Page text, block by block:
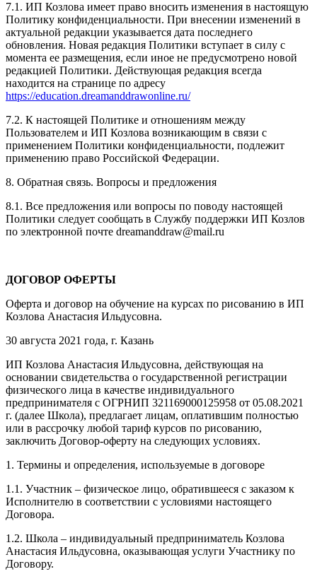
7.1. ИП Козлова имеет право вносить изменения в настоящую
Политику конфиденциальности. При внесении изменений в
актуальной редакции указывается дата последнего
обновления. Новая редакция Политики вступает в силу с
момента ее размещения, если иное не предусмотрено новой
редакцией Политики. Действующая редакция всегда
находится на странице по адресу
https://education.dreamanddrawonline.ru/
7.2. К настоящей Политике и отношениям между
Пользователем и ИП Козлова возникающим в связи с
применением Политики конфиденциальности, подлежит
применению право Российской Федерации.
8. Обратная связь. Вопросы и предложения
8.1. Все предложения или вопросы по поводу настоящей
Политики следует сообщать в Службу поддержки ИП Козлов
по электронной почте dreamanddraw@mail.ru
ДОГОВОР ОФЕРТЫ
Оферта и договор на обучение на курсах по рисованию в ИП
Козлова Анастасия Ильдусовна.
30 августа 2021 года, г. Казань
ИП Козлова Анастасия Ильдусовна, действующая на
основании свидетельства о государственной регистрации
физического лица в качестве индивидуального
предпринимателя с ОГРНИП 321169000125958 от 05.08.2021
г. (далее Школа), предлагает лицам, оплатившим полностью
или в рассрочку любой тариф курсов по рисованию,
заключить Договор-оферту на следующих условиях.
1. Термины и определения, используемые в договоре
1.1. Участник – физическое лицо, обратившееся с заказом к
Исполнителю в соответствии с условиями настоящего
Договора.
1.2. Школа – индивидуальный предприниматель Козлова
Анастасия Ильдусовна, оказывающая услуги Участнику по
Договору.